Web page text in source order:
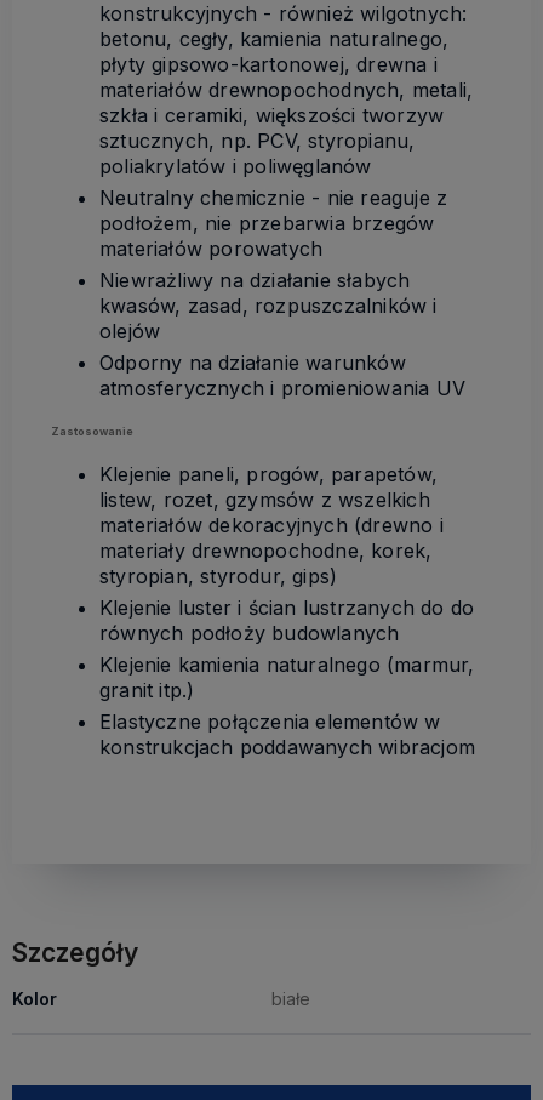
konstrukcyjnych - również wilgotnych:
betonu, cegły, kamienia naturalnego,
płyty gipsowo-kartonowej, drewna i
materiałów drewnopochodnych, metali,
szkła i ceramiki, większości tworzyw
sztucznych, np. PCV, styropianu,
poliakrylatów i poliwęglanów
Neutralny chemicznie - nie reaguje z
podłożem, nie przebarwia brzegów
materiałów porowatych
Niewrażliwy na działanie słabych
kwasów, zasad, rozpuszczalników i
olejów
Odporny na działanie warunków
atmosferycznych i promieniowania UV
Zastosowanie
Klejenie paneli, progów, parapetów,
listew, rozet, gzymsów z wszelkich
materiałów dekoracyjnych (drewno i
materiały drewnopochodne, korek,
styropian, styrodur, gips)
Klejenie luster i ścian lustrzanych do do
równych podłoży budowlanych
Klejenie kamienia naturalnego (marmur,
granit itp.)
Elastyczne połączenia elementów w
konstrukcjach poddawanych wibracjom
Szczegóły
Kolor białe